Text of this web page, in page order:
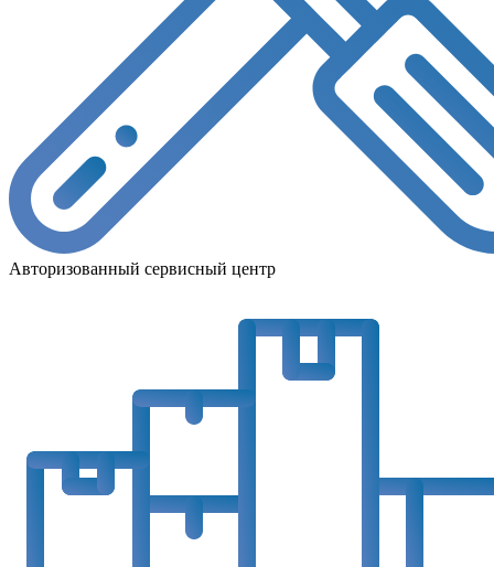
Авторизованный сервисный центр